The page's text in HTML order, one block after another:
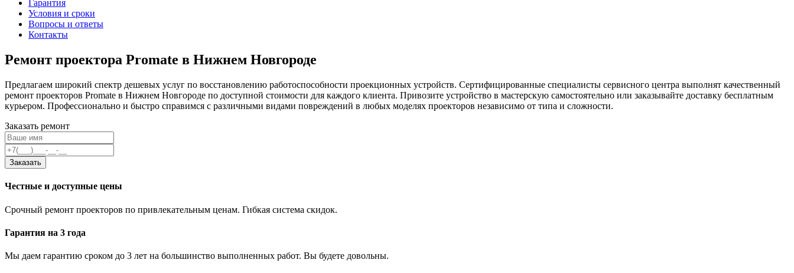
Гарантия
Условия и сроки
Вопросы и ответы
Контакты
Ремонт проектора Promate в Нижнем Новгороде
Предлагаем широкий спектр дешевых услуг по восстановлению работоспособности проекционных устройств. Сертифицированные специалисты сервисного центра выполнят качественный
ремонт проекторов Promate в Нижнем Новгороде по доступной стоимости для каждого клиента. Привозите устройство в мастерскую самостоятельно или заказывайте доставку бесплатным
курьером. Профессионально и быстро справимся с различными видами повреждений в любых моделях проекторов независимо от типа и сложности.
Заказать ремонт
Заказать
Честные и доступные цены
Срочный ремонт проекторов по привлекательным ценам. Гибкая система скидок.
Гарантия на 3 года
Мы даем гарантию сроком до 3 лет на большинство выполненных работ. Вы будете довольны.